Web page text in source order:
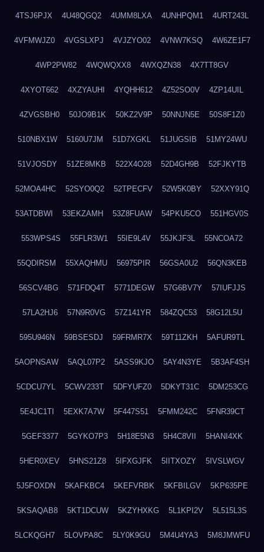
4TSJ6PJX 4U48QGQ2 4UMM8LXA 4UNHPQM1 4URT243L
4VFMWJZ0 4VGSLXPJ 4VJZYO02 4VNW7KSQ 4W6ZE1F7
4WP2PW82 4WQWQXX8 4WXQZN38 4X7TT8GV
4XYOT662 4XZYAUHI 4YQHH612 4Z52SO0V 4ZP14UIL
4ZVGSBH0 50JO9B1K 50KZ2V9P 50NNJN5E 50S8F1Z0
510NBX1W 5160U7JM 51D7XGKL 51JUGSIB 51MY24WU
51VJOSDY 51ZE8MKB 522X4O28 52D4GH9B 52FJKYTB
52MOA4HC 52SYO0Q2 52TPECFV 52W5K0BY 52XXY91Q
53ATDBWI 53EKZAMH 53Z8FUAW 54PKU5CO 551HGV0S
553WPS4S 55FLR3W1 55IE9L4V 55JKJF3L 55NCOA72
55QDIRSM 55XAQHMU 56975PIR 56GSA0U2 56QN3KEB
56SCV4BG 571FDQ4T 5771DEGW 57G6BV7Y 57IUFJJS
57LA2HJ6 57N9R0VG 57Z141YR 584ZQC53 58G12L5U
595U946N 59BSESDJ 59FRMR7X 59T11ZKH 5AFUR9TL
5AOPNSAW 5AQL07P2 5ASS9KJO 5AY4N3YE 5B3AF4SH
5CDCU7YL 5CWV233T 5DFYUFZ0 5DKYT31C 5DM253CG
5E4JC1TI 5EXK7A7W 5F447S51 5FMM242C 5FNR39CT
5GEF3377 5GYKO7P3 5H18E5N3 5H4C8VII 5HANI4XK
5HER0XEV 5HNS21Z8 5IFXGJFK 5IITXOZY 5IVSLWGV
5J5FOXDN 5KAFKBC4 5KEFVRBK 5KFBILGV 5KP635PE
5KSAQAB8 5KT1DCUW 5KZYHXKG 5L1KPI2V 5L515L3S
5LCKQGH7 5LOVPA8C 5LY0K9GU 5M4U4YA3 5M8JMWFU